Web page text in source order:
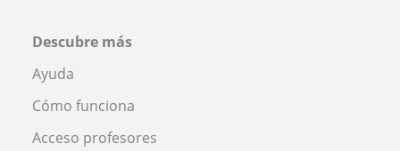
Descubre más
Ayuda
Cómo funciona
Acceso profesores